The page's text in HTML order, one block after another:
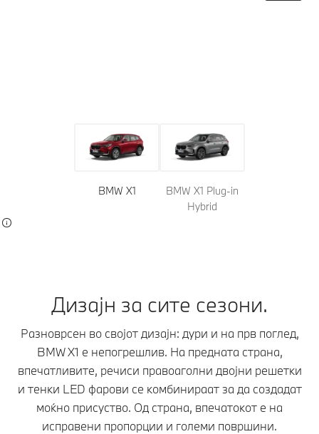
BMW X1
BMW X1 Plug-in
Hybrid
Дизајн за сите сезони.
Разноврсен во својот дизајн: дури и на прв поглед,
BMW X1 е непогрешлив. На предната страна,
впечатливите, речиси правоаголни двојни решетки
и тенки LED фарови се комбинираат за да создадат
моќно присуство. Од страна, впечатокот е на
исправени пропорции и големи површини.